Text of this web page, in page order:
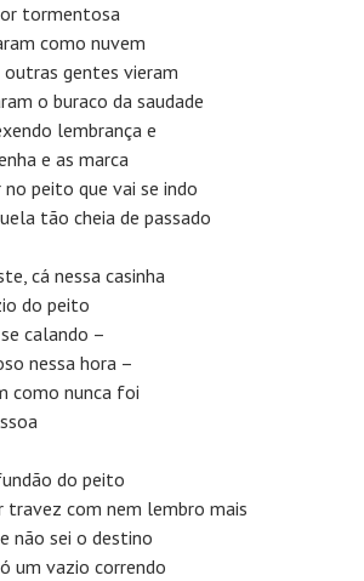
tormentosa
como nuvem
gentes vieram
o buraco da saudade
lembrança e
e as marca
peito que vai se indo
tão cheia de passado
cá nessa casinha
do peito
calando –
nessa hora –
como nunca foi
do peito
travez com nem lembro mais
não sei o destino
um vazio correndo